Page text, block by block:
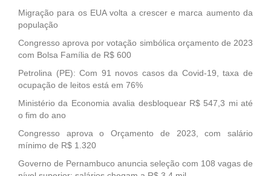
Migração para os EUA volta a crescer e marca aumento da
população
Congresso aprova por votação simbólica orçamento de 2023
com Bolsa Família de R$ 600
Petrolina (PE): Com 91 novos casos da Covid-19, taxa de
ocupação de leitos está em 76%
Ministério da Economia avalia desbloquear R$ 547,3 mi até
o fim do ano
Congresso aprova o Orçamento de 2023, com salário
mínimo de R$ 1.320
Governo de Pernambuco anuncia seleção com 108 vagas de